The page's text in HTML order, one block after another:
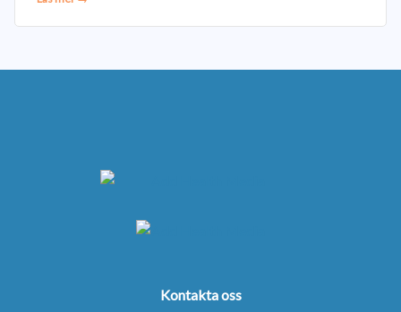
Kontakta oss